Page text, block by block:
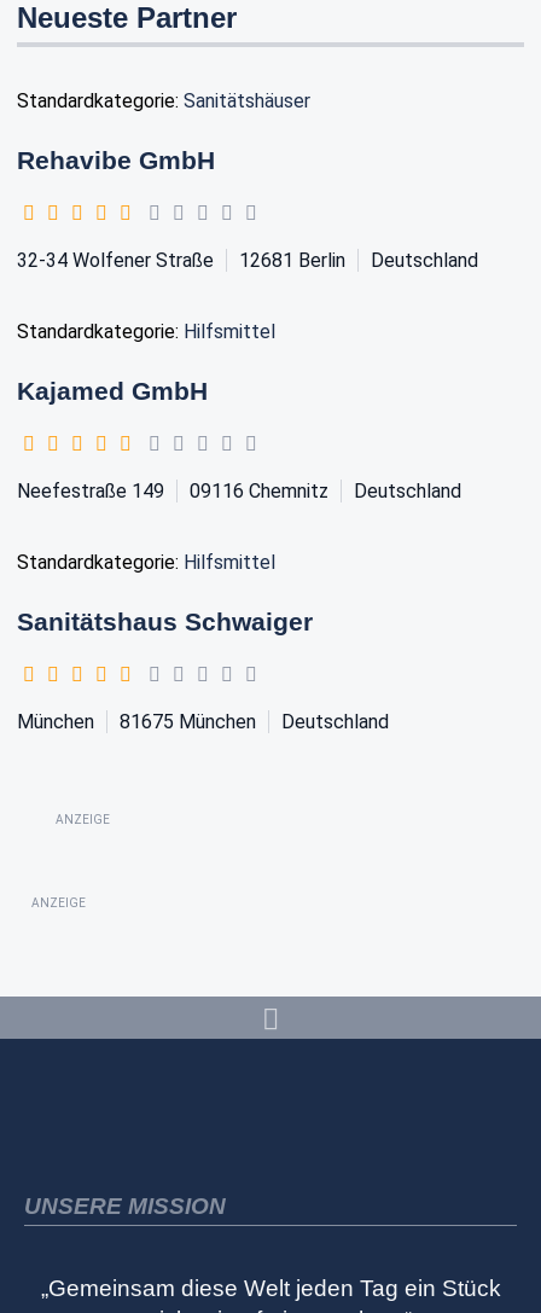
Neueste Partner
Standardkategorie: Sanitätshäuser
Rehavibe GmbH
32-34 Wolfener Straße 12681 Berlin Deutschland
Standardkategorie: Hilfsmittel
Kajamed GmbH
Neefestraße 149 09116 Chemnitz Deutschland
Standardkategorie: Hilfsmittel
Sanitätshaus Schwaiger
München 81675 München Deutschland
ANZEIGE
ANZEIGE
UNSERE MISSION
„Gemeinsam diese Welt jeden Tag ein Stück